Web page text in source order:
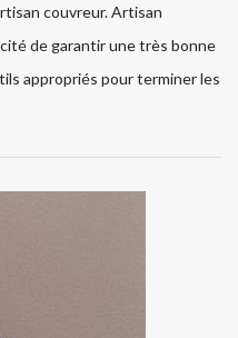
couvreur. Artisan
de garantir une très bonne
appropriés pour terminer les